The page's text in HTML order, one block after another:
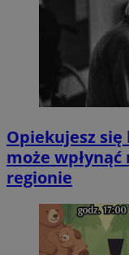
Opiekujesz się
może wpłynąć
regionie